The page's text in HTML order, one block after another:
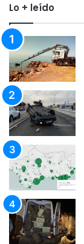
Lo + leído